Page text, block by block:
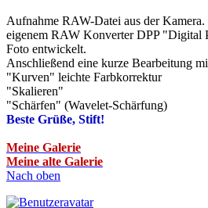
Aufnahme RAW-Datei aus der
eigenem RAW Konverter DPP "Digital
Foto entwickelt.
Anschließend eine kurze Bearbeitung
"Kurven" leichte Farbkorrektur
"Skalieren"
"Schärfen" (Wavelet-Schärfung)
Beste Grüße, Stift!
Meine Galerie
Meine alte Galerie
Nach oben